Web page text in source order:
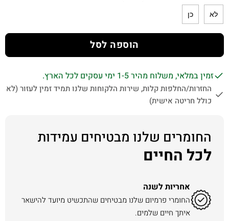
לא כן
הוספה לסל
זמין במלאי, משלוח מהיר 1-5 ימי עסקים לכל הארץ.
החזרות/החלפות קלות, שירות הלקוחות שלנו תמיד זמין לעזור (לא
כולל חריטה אישית)
החומרים שלנו מבטיחים עמידות
לכל החיים
אחריות לשנה
החומרי פרמיום שלנו מבטיחים שהתכשיט מיועד להישאר
איתך חיים שלמים.